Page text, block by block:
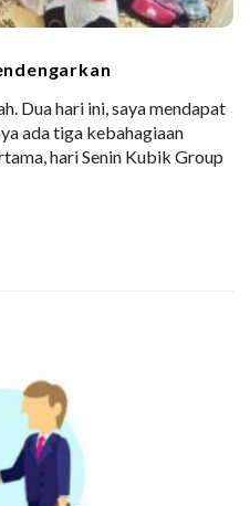
Dua hari ini, saya mendapat
ada tiga kebahagiaan
hari Senin Kubik Group